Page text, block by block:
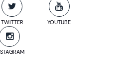
TWITTER YOUTUBE